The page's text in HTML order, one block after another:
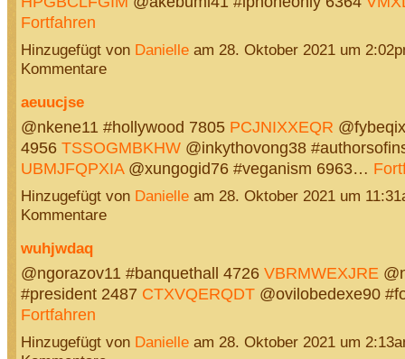
Fortfahren
Hinzugefügt von Danielleam 28. Oktober 2021 um
Kommentare
aeuucjse
@nkene11 #hollywood 7805 PCJNIXXEQR
4956 TSSOGMBKHW@inkythovong38
UBMJFQPXIA@xungogid76 #veganism 6963…
Hinzugefügt von Danielleam 28. Oktober 2021 um
Kommentare
wuhjwdaq
@ngorazov11 #banquethall 4726 VBRMWEXJRE
#president 2487 CTXVQERQDT@ovilobedexe90
Fortfahren
Hinzugefügt von Danielleam 28. Oktober 2021 um